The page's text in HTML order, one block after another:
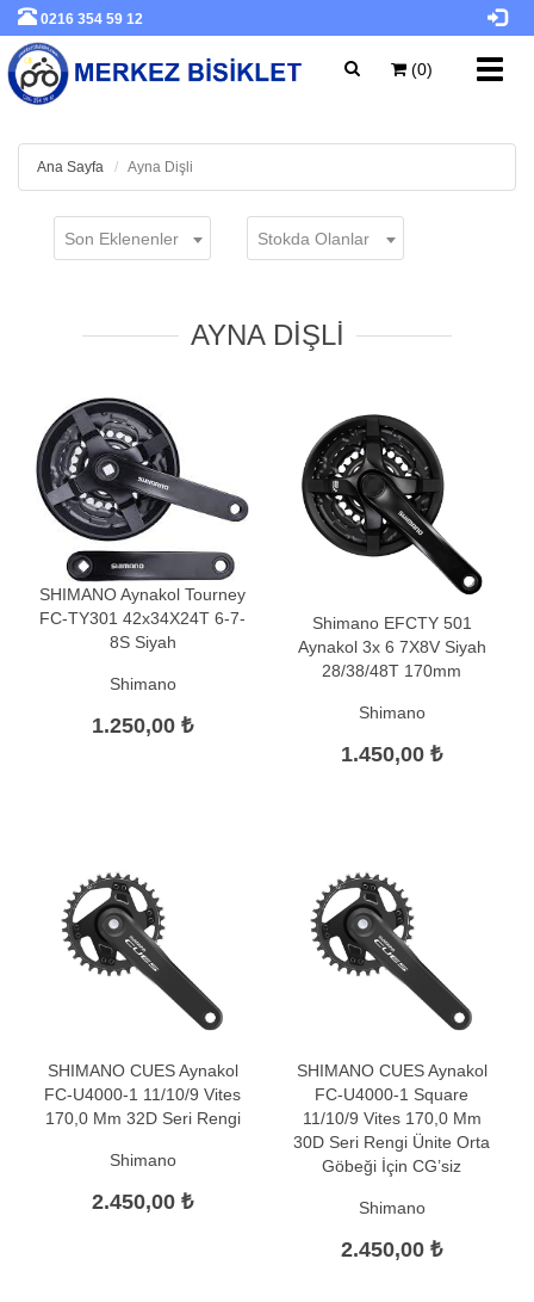
0216 354 59 12
(0)
Ana Sayfa Ayna Dişli
Son Eklenenler Stokda Olanlar
AYNA DIŞLI
SHIMANO Aynakol Tourney
FC-TY301 42x34X24T 6-7-
8S Siyah
Shimano
1.250,00 ₺
Shimano EFCTY 501
Aynakol 3x 6 7X8V Siyah
28/38/48T 170mm
Shimano
1.450,00 ₺
SHIMANO CUES Aynakol
FC-U4000-1 11/10/9 Vites
170,0 Mm 32D Seri Rengi
Shimano
2.450,00 ₺
SHIMANO CUES Aynakol
FC-U4000-1 Square
11/10/9 Vites 170,0 Mm
30D Seri Rengi Ünite Orta
Göbeği İçin CG’siz
Shimano
2.450,00 ₺